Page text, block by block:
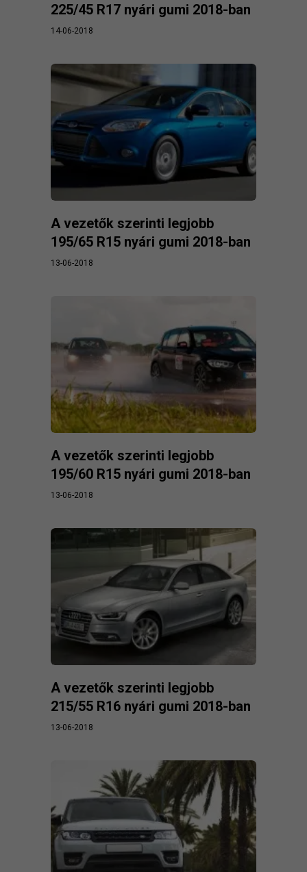
225/45 R17 nyári gumi 2018-ban
14-06-2018
A vezetők szerinti legjobb
195/65 R15 nyári gumi 2018-ban
13-06-2018
A vezetők szerinti legjobb
195/60 R15 nyári gumi 2018-ban
13-06-2018
A vezetők szerinti legjobb
215/55 R16 nyári gumi 2018-ban
13-06-2018